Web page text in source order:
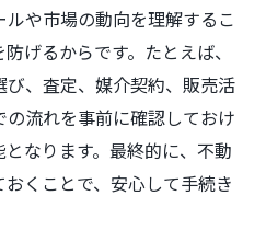
や市場の動向を理解するこ
げるからです。たとえば、
、査定、媒介契約、販売活
流れを事前に確認しておけ
なります。最終的に、不動
くことで、安心して手続き